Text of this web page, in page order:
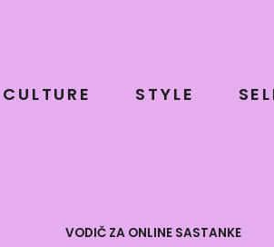
CULTURE STYLE
VODIČ ZA ONLINE SASTANKE